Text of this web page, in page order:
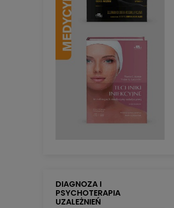
DIAGNOZA I
PSYCHOTERAPIA
UZALEŻNIEŃ